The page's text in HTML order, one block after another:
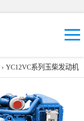
› YC12VC系列玉柴发动机